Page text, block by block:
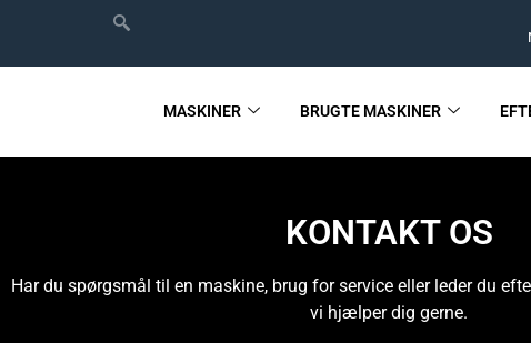
MASKINER BRUGTE MASKINER
KONTAKT OS
Har du spørgsmål til en maskine, brug for service eller leder du
vi hjælper dig gerne.